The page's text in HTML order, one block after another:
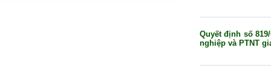
Quyết định số
nghiệp và PTNT